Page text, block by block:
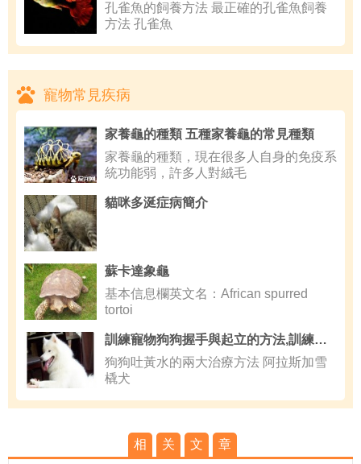
孔雀魚的飼養方法 最正確的孔雀魚飼養
方法 孔雀魚
寵物常見疾病
家養龜的種類 五種家養龜的常見種類
家養龜的種類，現在很多人自身的免疫系
統功能弱，許多人對絨毛
貓咪多涎症病簡介
蘇卡達象龜
基本信息欄英文名：African spurred
tortoi
訓練寵物狗狗握手與起立的方法,訓練狗狗多少錢
狗狗吐黃水的兩大治療方法 阿拉斯加雪
橇犬
相 关 文 章